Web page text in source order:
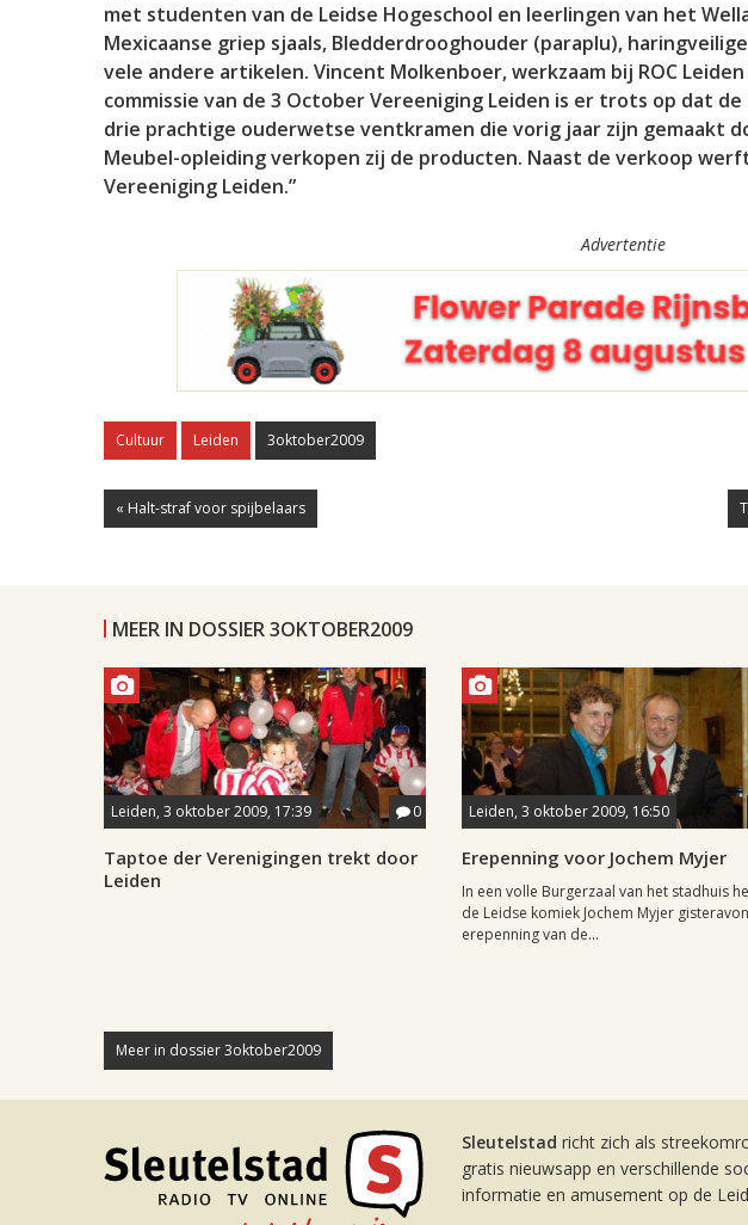
met studenten van de Leidse Hogeschool en leerlingen van het
Mexicaanse griep sjaals, Bledderdrooghouder (paraplu),
vele andere artikelen. Vincent Molkenboer, werkzaam bij ROC
commissie van de 3 October Vereeniging Leiden is er trots op dat
drie prachtige ouderwetse ventkramen die vorig jaar zijn gemaakt
Meubel-opleiding verkopen zij de producten. Naast de verkoop
Vereeniging Leiden.”
Advertentie
Cultuur Leiden 3oktober2009
« Halt-straf voor spijbelaars
MEER IN DOSSIER 3OKTOBER2009
Leiden, 3 oktober 2009, 17:39 0
Taptoe der Verenigingen trekt door
Leiden
Leiden, 3 oktober 2009, 16:50
Erepenning voor Jochem Myjer
In een volle Burgerzaal van het stadhuis
de Leidse komiek Jochem Myjer
erepenning van de...
Meer in dossier 3oktober2009
Sleutelstad richt zich als
gratis nieuwsapp en verschillende
informatie en amusement op de